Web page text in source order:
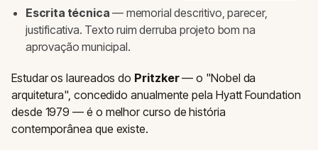
Escrita técnica — memorial descritivo, parecer,
justificativa. Texto ruim derruba projeto bom na
aprovação municipal.
Estudar os laureados do Pritzker— o "Nobel da
arquitetura", concedido anualmente pela Hyatt Foundation
desde 1979 — é o melhor curso de história
contemporânea que existe.